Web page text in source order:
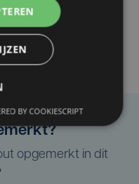
opgemerkt in dit
BY COOKIESCRIPT